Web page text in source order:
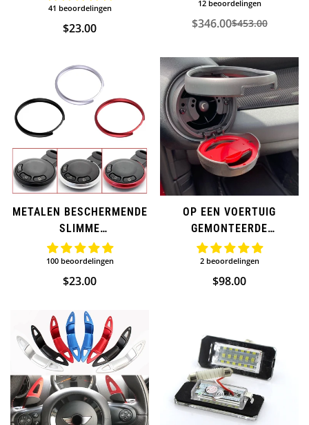
41 beoordelingen
Normale
$23.00
12 beoordelingen
Verkoopprijs
$346.00Normale
$453.00
METALEN BESCHERMENDE
SLIMME
VERVANGINGSRING VOOR
MINI COOPER-SLEUTEL
100 beoordelingen
Normale
$23.00
OP EEN VOERTUIG
GEMONTEERDE
BEKERHOUDER VOOR MINI
COOPER
2 beoordelingen
Normale
$98.00
Confirm your age
Are you 18 years old or older?